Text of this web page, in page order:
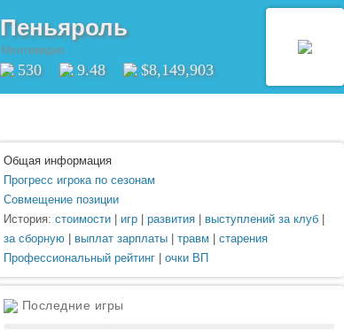
Пеньяроль
Монтевидео
530 9.48 $8,149,903
Общая информация
Прогресс игрока по сезонам
Совмещение позиции
История: стоимости игр развития выступлений за клуб
за сборную
выплат зарплаты травм
старения
Профессиональный рейтинг
очки ВП
Последние игры